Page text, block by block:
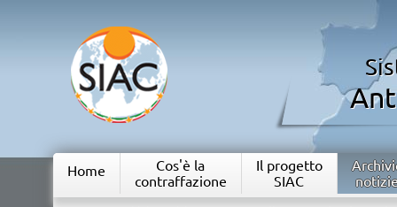
Home
Cos'è la
contraffazione
Il progetto
SIAC